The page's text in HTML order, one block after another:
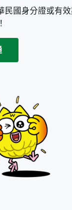
民國身分證或有